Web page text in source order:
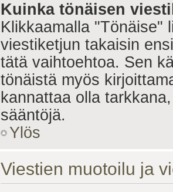
Kuinka tönäisen
Klikkaamalla "Tönäise"
viestiketjun takaisin
tätä vaihtoehtoa. Sen
tönäistä myös
kannattaa olla
sääntöjä.
Ylös
Viestien muotoilu ja